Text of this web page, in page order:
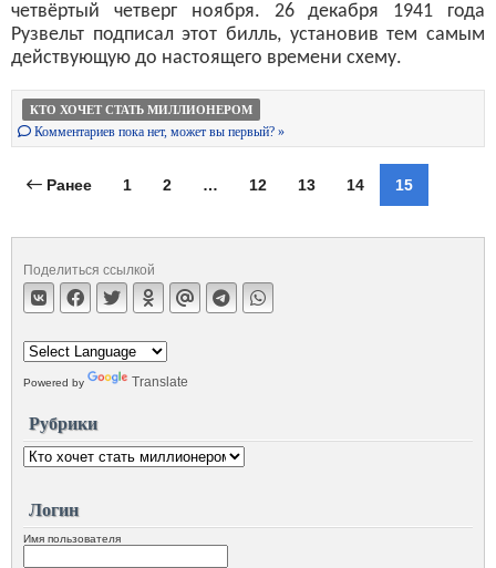
четвёртый четверг ноября. 26 декабря 1941 года
Рузвельт подписал этот билль, установив тем самым
действующую до настоящего времени схему.
КТО ХОЧЕТ СТАТЬ МИЛЛИОНЕРОМ
Комментариев пока нет, может вы первый? »
Ранее 1 2 … 12 13 14 15
Поделиться ссылкой
Powered by Translate
Рубрики
Логин
Имя пользователя